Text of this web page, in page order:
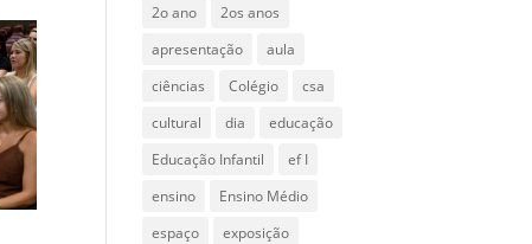
2o ano
2os anos
apresentação
aula
ciências
Colégio
csa
cultural
dia
educação
Educação Infantil
ef I
ensino
Ensino Médio
espaço
exposição